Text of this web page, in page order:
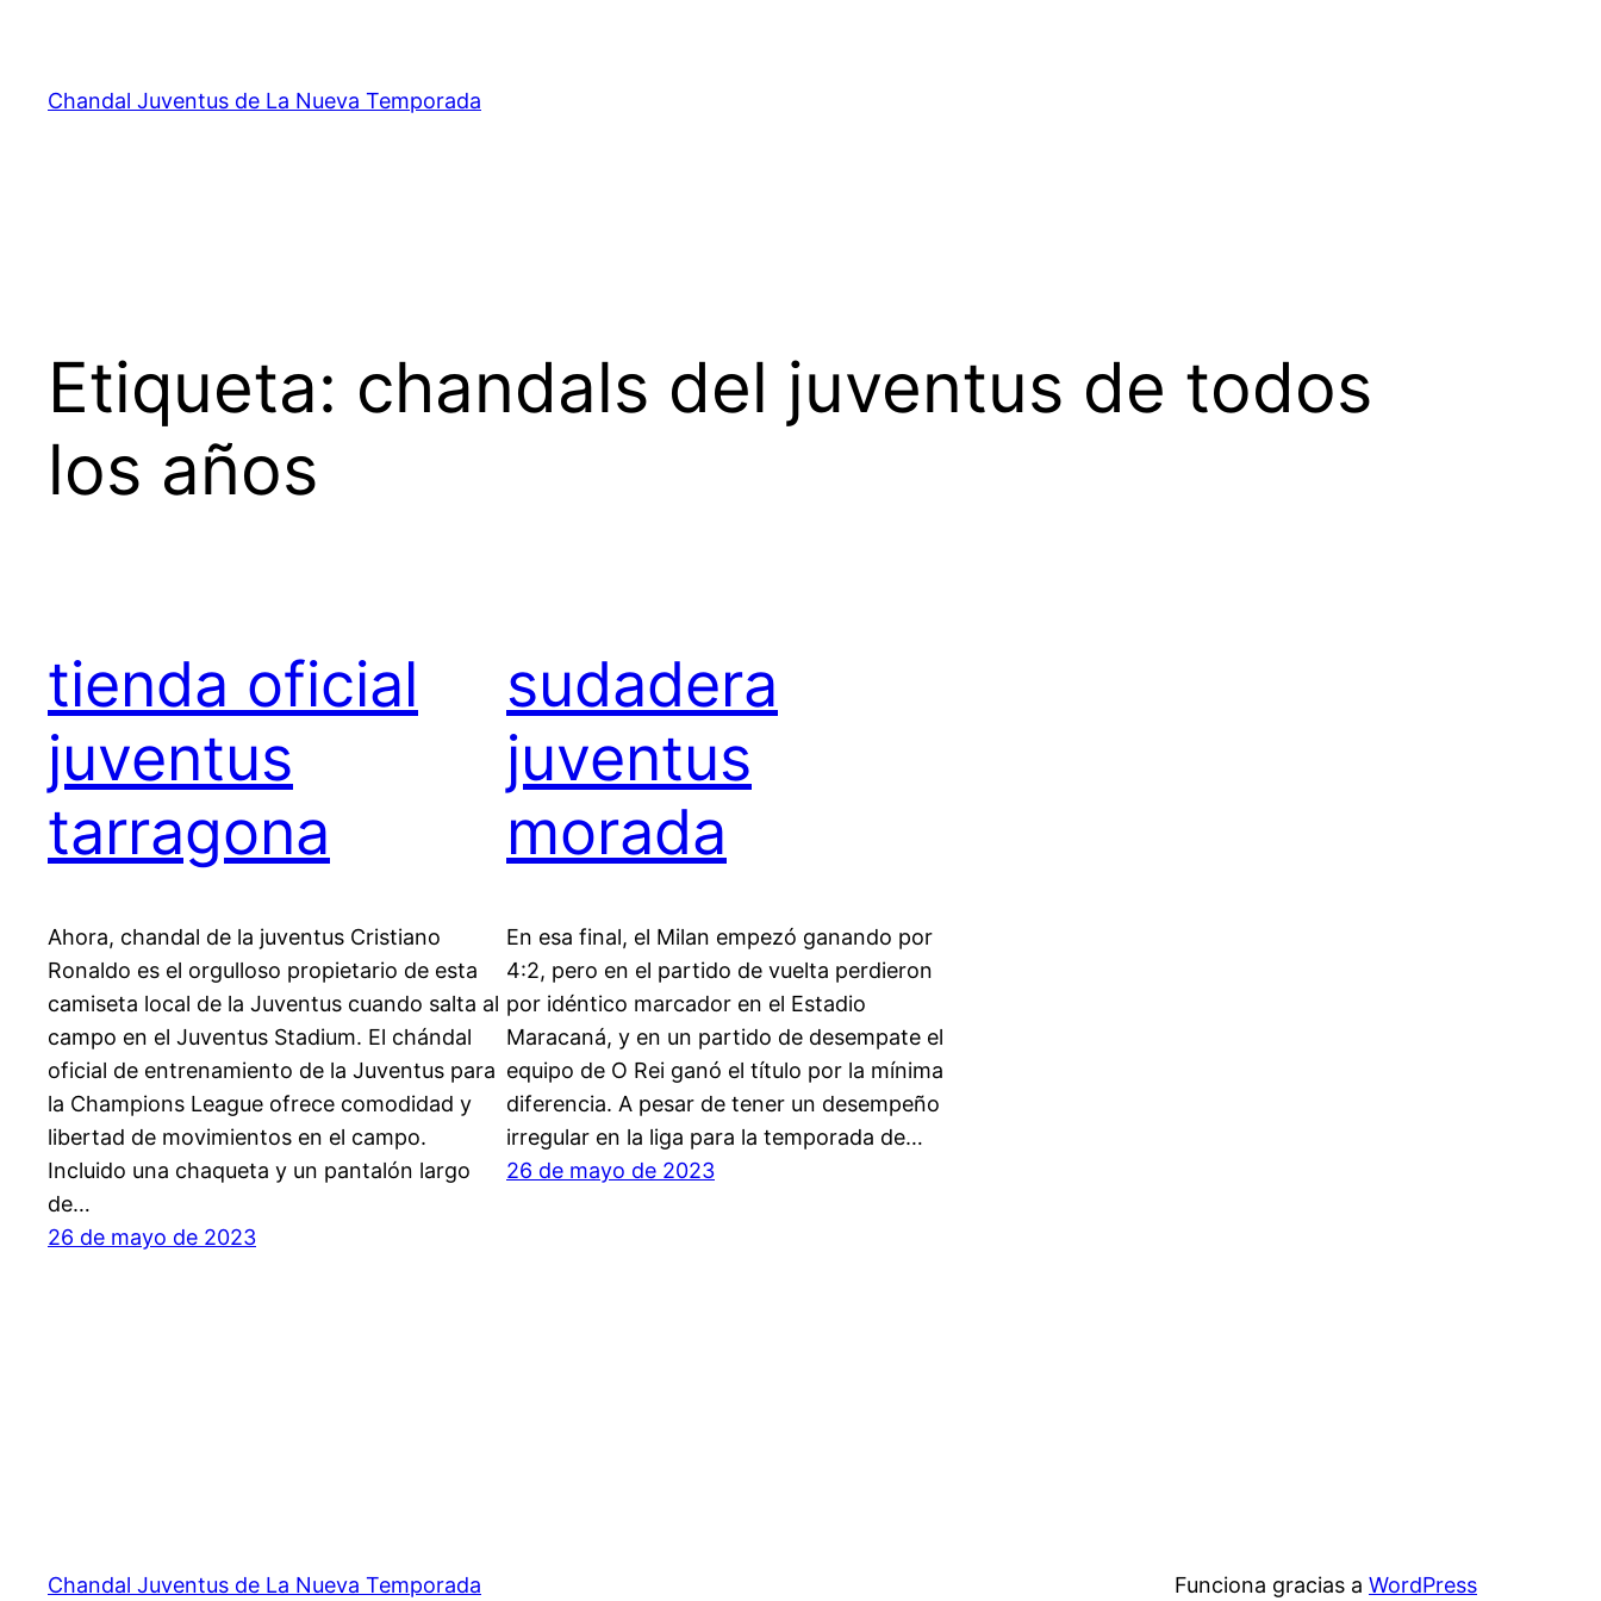
contenido
Chandal Juventus de La Nueva Temporada
Etiqueta: chandals del juventus de todos
los años
tienda oficial
juventus
tarragona
Ahora, chandal de la juventus Cristiano
Ronaldo es el orgulloso propietario de esta
camiseta local de la Juventus cuando salta al
campo en el Juventus Stadium. El chándal
oficial de entrenamiento de la Juventus para
la Champions League ofrece comodidad y
libertad de movimientos en el campo.
Incluido una chaqueta y un pantalón largo
de…
26 de mayo de 2023
sudadera
juventus
morada
En esa final, el Milan empezó ganando por
4:2, pero en el partido de vuelta perdieron
por idéntico marcador en el Estadio
Maracaná, y en un partido de desempate el
equipo de O Rei ganó el título por la mínima
diferencia. A pesar de tener un desempeño
irregular en la liga para la temporada de…
26 de mayo de 2023
Chandal Juventus de La Nueva Temporada Funciona gracias a WordPress